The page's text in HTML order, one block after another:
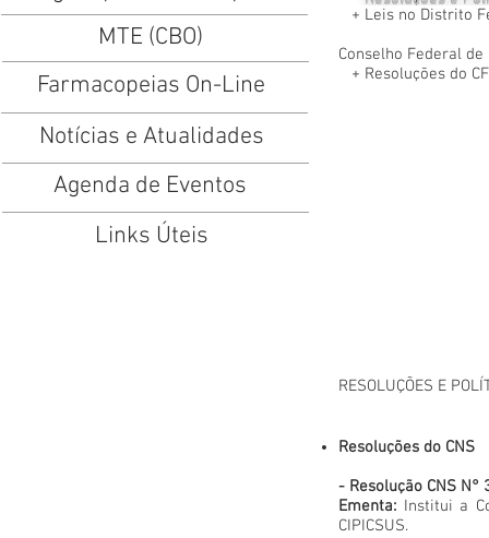
MTE (CBO)
Farmacopeias On-Line
Notícias e Atualidades
Agenda de Eventos
Links Úteis
+ Leis no Distrito
Conselho Federal
+ Resoluções do
RESOLUÇÕES E
Resoluções do CNS
- Resolução CNS N°
Ementa: Institui a
CIPICSUS.